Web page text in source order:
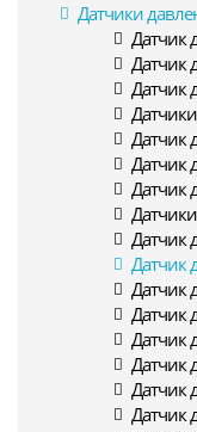
Датчики
Датчик
Датчик
Датчик
Датчик
Датчик
Датчик
Датчик
Датчик
Датчик
Датчик
Датчик
Датчик
Датчик
Датчик